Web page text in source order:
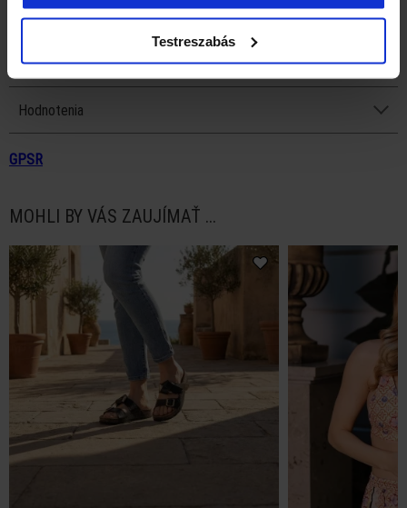
Testreszabás
H = vhodné pre chodidlá s nadpriemernou šírkou a výškou
Popis
Hodnotenia
GPSR
MOHLI BY VÁS ZAUJÍMAŤ ...